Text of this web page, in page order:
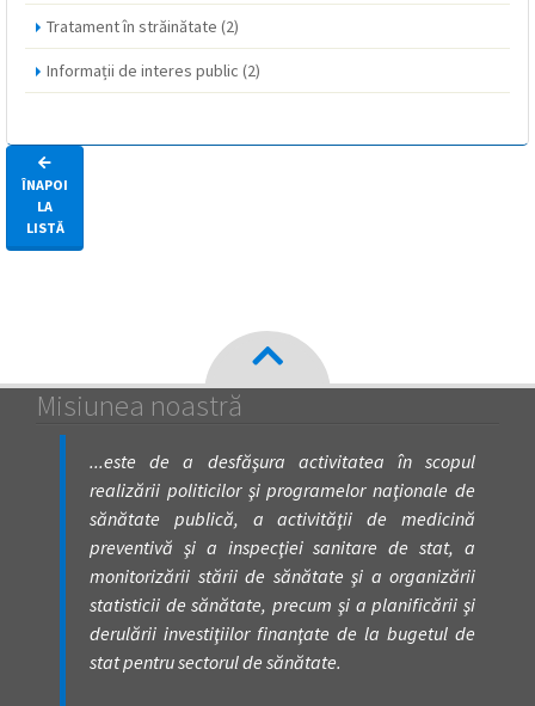
Tratament în străinătate (2)
Informații de interes public (2)
ÎNAPOI
LA
LISTĂ
Misiunea noastră
...este de a desfăşura activitatea în scopul
realizării politicilor şi programelor naţionale de
sănătate publică, a activităţii de medicină
preventivă şi a inspecţiei sanitare de stat, a
monitorizării stării de sănătate şi a organizării
statisticii de sănătate, precum şi a planificării şi
derulării investiţiilor finanţate de la bugetul de
stat pentru sectorul de sănătate.